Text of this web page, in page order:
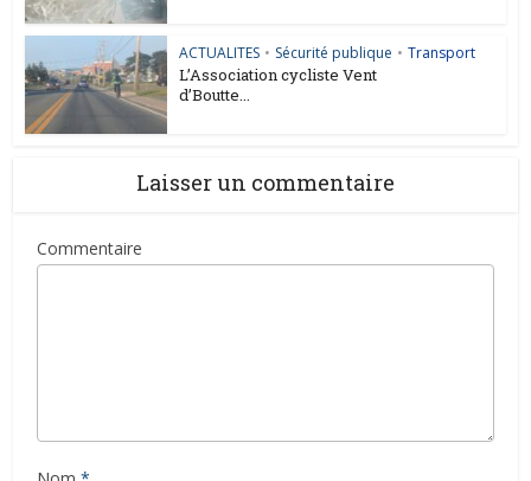
ACTUALITES • Sécurité publique • Transport
L’Association cycliste Vent
d’Boutte...
Laisser un commentaire
Commentaire